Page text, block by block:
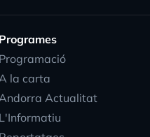
Programes
Programació
la carta
Actualitat
L'Informatiu